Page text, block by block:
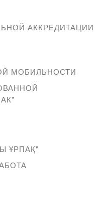
АККРЕДИТАЦИИ
МОБИЛЬНОСТИ
ҰРПАҚ"